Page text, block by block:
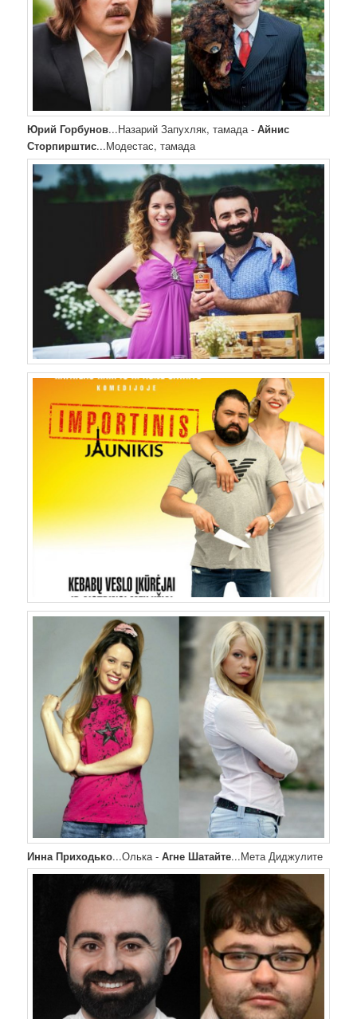
Юрий Горбунов...Назарий Запухляк, тамада -Айнис
Сторпирштис...Модестас, тамада
Инна Приходько...Олька - Агне Шатайте...Мета Диджулите